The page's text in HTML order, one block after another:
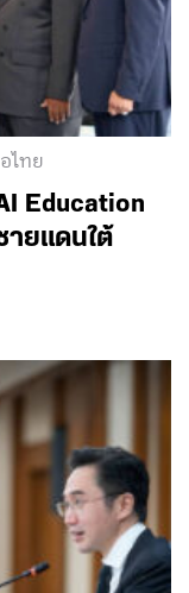
ไทย
Education
ายแดนใต้